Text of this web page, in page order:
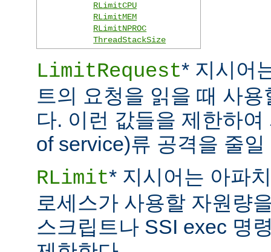
RLimitCPU
RLimitMEM
RLimitNPROC
ThreadStackSize
LimitRequest* 지시어
트의 요청을 읽을 때 사
다. 이런 값들을 제한하
of service)류 공격을 줄일
RLimit* 지시어는 아파
로세스가 사용할 자원량
스크립트나 SSI exec 명